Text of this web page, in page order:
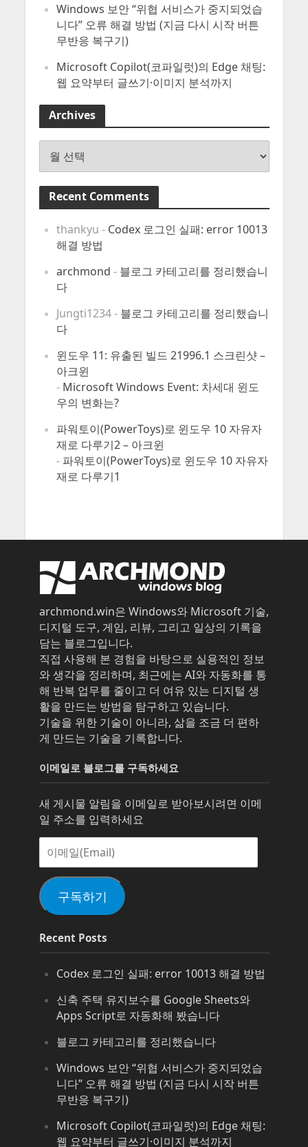
Windows 보안 “위협 서비스가 중지되었습
니다” 오류 해결 방법 (지금 다시 시작 버튼
무반응 복구기)
Microsoft Copilot(코파일럿)의 Edge 채팅:
웹 요약부터 글쓰기·이미지 분석까지
Archives
Recent Comments
thankyu - Codex 로그인 실패: error 10013
해결 방법
archmond - 블로그 카테고리를 정리했습니
다
Jungti1234- 블로그 카테고리를 정리했습니
다
윈도우 11: 유출된 빌드 21996.1 스크린샷 –
아크윈
- Microsoft Windows Event: 차세대 윈도
우의 변화는?
파워토이(PowerToys)로 윈도우 10 자유자
재로 다루기2 – 아크윈
- 파워토이(PowerToys)로 윈도우 10 자유자
재로 다루기1
archmond.win은 Windows와 Microsoft 기술,
디지털 도구, 게임, 리뷰, 그리고 일상의 기록을
담는 블로그입니다.
직접 사용해 본 경험을 바탕으로 실용적인 정보
와 생각을 정리하며, 최근에는 AI와 자동화를 통
해 반복 업무를 줄이고 더 여유 있는 디지털 생
활을 만드는 방법을 탐구하고 있습니다.
기술을 위한 기술이 아니라, 삶을 조금 더 편하
게 만드는 기술을 기록합니다.
이메일로 블로그를 구독하세요
새 게시물 알림을 이메일로 받아보시려면 이메
일 주소를 입력하세요
이
메
일
(Email)구독하기
Recent Posts
Codex 로그인 실패: error 10013 해결 방법
신축 주택 유지보수를 Google Sheets와
Apps Script로 자동화해 봤습니다
블로그 카테고리를 정리했습니다
Windows 보안 “위협 서비스가 중지되었습
니다” 오류 해결 방법 (지금 다시 시작 버튼
무반응 복구기)
Microsoft Copilot(코파일럿)의 Edge 채팅:
웹 요약부터 글쓰기·이미지 분석까지